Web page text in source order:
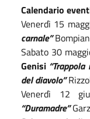
Calendario
Venerdì 15
carnale”
Sabato 30
Genisi
del diavolo”
Venerdì 12
“Duramadre”